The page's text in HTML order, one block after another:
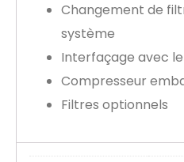
Changement de
système
Interfaçage avec
Compresseur
Filtres optionnels